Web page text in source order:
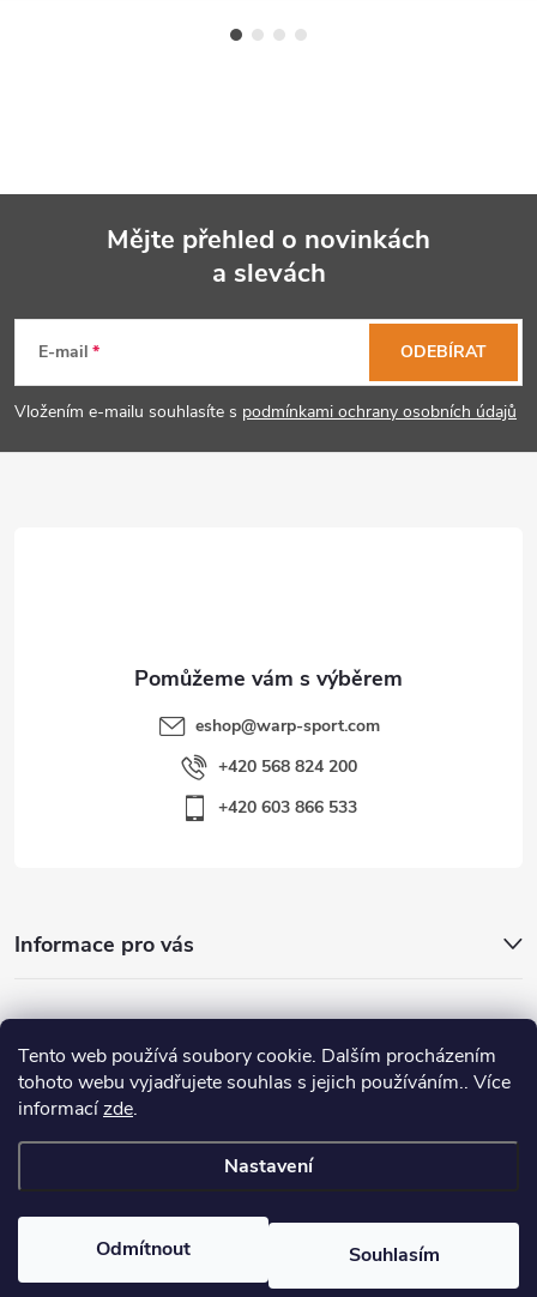
Tento web používá soubory cookie. Dalším procházením
tohoto webu vyjadřujete souhlas s jejich používáním.. Více
informacízde.
Nastavení
Odmítnout Souhlasím
p
a
Mějte přehled o novinkách
a slevách
E-mail
Vložením e-mailu souhlasíte s podmínkami ochrany osobních údajů
ODEBÍRAT
eshop@warp-sport.com
+420 568 824 200
+420 603 866 533
Informace pro vás
Nejhledanější
Důležité odkazy
Warp-Sport.com. Všechna práva vyhrazena.